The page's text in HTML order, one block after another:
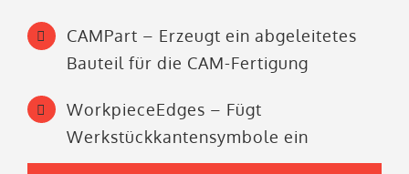
CAMPart – Erzeugt ein abgeleitetes
Bauteil für die CAM-Fertigung
WorkpieceEdges – Fügt
Werkstückkantensymbole ein